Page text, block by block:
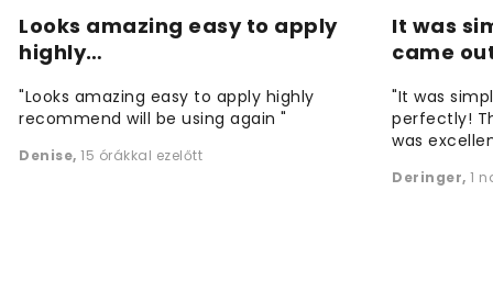
Looks amazing easy to apply
highly…
"Looks amazing easy to apply highly
recommend will be using again "
Denise, 15 órákkal ezelőtt
It was
came
"It was
perfectly!
was
Deringer, 1